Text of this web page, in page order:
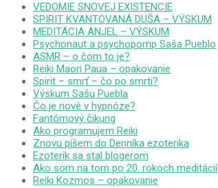
VEDOMIE SNOVEJ EXISTENCIE
SPIRIT KVANTOVANÁ DUŠA – VÝSKUM
MEDITÁCIA ANJEL – VÝSKUM
Psychonaut a psychopomp Saša Pueblo
ASMR – o čom to je?
Reiki Maori Paua – opakovanie
Spirit – smrť – čo po smrti?
Výskum Sašu Puebla
Čo je nové v hypnóze?
Fantómový čikung
Ako programujem Reiki
Znovu píšem do Denníka ezoterika
Ezoterik sa stal blogerom
Ako som na tom po 20. rokoch meditácií
Reiki Kozmos – opakovanie